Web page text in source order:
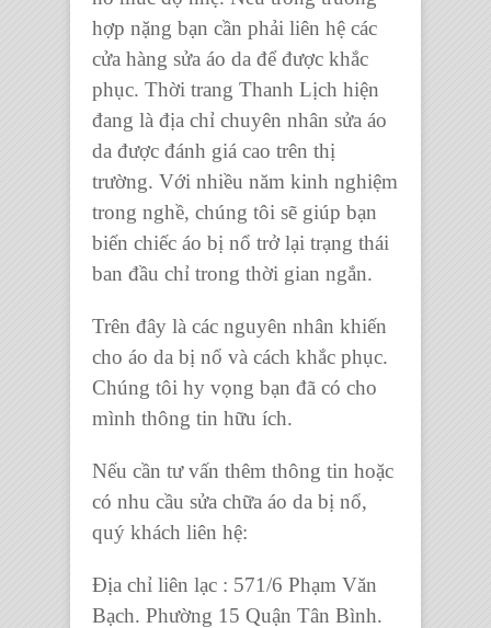
hợp nặng bạn cần phải liên hệ các
cửa hàng sửa áo da để được khắc
phục. Thời trang Thanh Lịch hiện
đang là địa chỉ chuyên nhân sửa áo
da được đánh giá cao trên thị
trường. Với nhiều năm kinh nghiệm
trong nghề, chúng tôi sẽ giúp bạn
biến chiếc áo bị nổ trở lại trạng thái
ban đầu chỉ trong thời gian ngắn.
Trên đây là các nguyên nhân khiến
cho áo da bị nổ và cách khắc phục.
Chúng tôi hy vọng bạn đã có cho
mình thông tin hữu ích.
Nếu cần tư vấn thêm thông tin hoặc
có nhu cầu sửa chữa áo da bị nổ,
quý khách liên hệ:
Địa chỉ liên lạc : 571/6 Phạm Văn
Bạch. Phường 15 Quận Tân Bình.